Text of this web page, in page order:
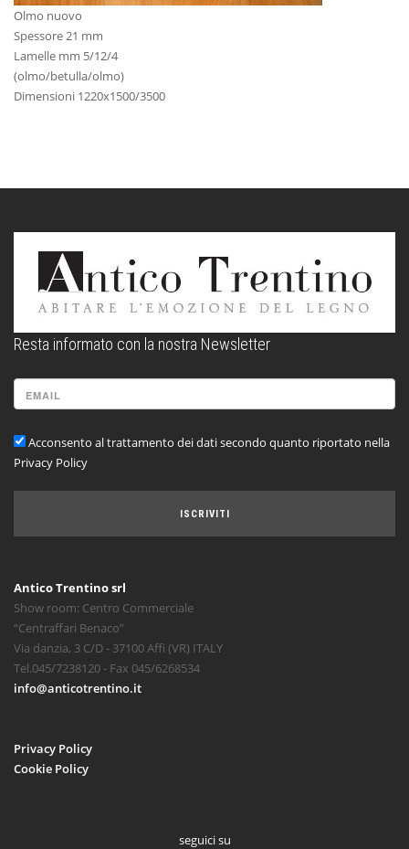
Olmo nuovo
Spessore 21 mm
Lamelle mm 5/12/4
(olmo/betulla/olmo)
Dimensioni 1220x1500/3500
Resta informato con la nostra Newsletter
Acconsento al trattamento dei dati secondo quanto riportato nella
Privacy Policy
ISCRIVITI
Antico Trentino srl
Show room: Centro Commerciale
“Centraffari Benaco”
Via danzia, 3 C/D - 37100 Affi (VR) ITALY
Tel.045/7238120 - Fax 045/6268534
info@anticotrentino.it
Privacy Policy
Cookie Policy
seguici su